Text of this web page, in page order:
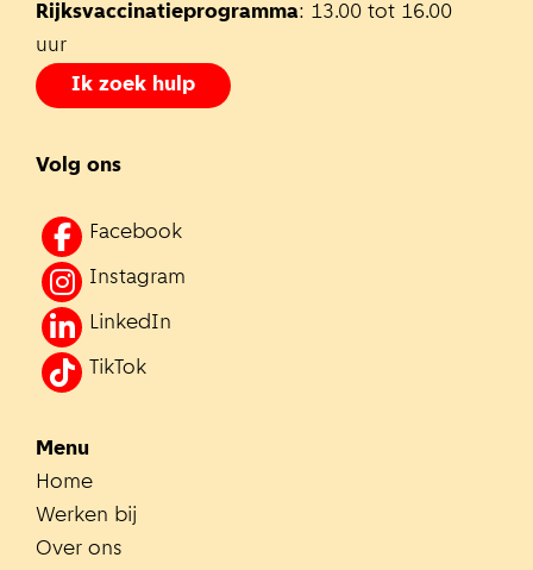
Rijksvaccinatieprogramma: 13.00 tot 16.00
uur
Ik zoek hulp
Volg ons
Facebook
Instagram
LinkedIn
TikTok
Menu
Home
Werken bij
Over ons